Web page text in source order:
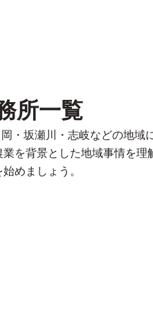
所一覧
・坂瀬川・志岐などの地
を背景とした地域事情を
めましょう。